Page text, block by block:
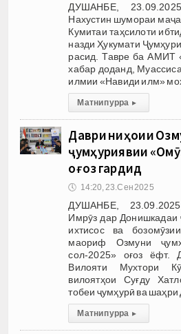
ДУШАНБЕ,
Нахустин шумораи
Кумитаи таҳсилоти
назди Ҳукумати
расид. Тавре ба АМИТ
хабар доданд,
илмии «Навиди илм»
Матни пурра ▸
Даври ниҳоии
ҷумҳуриявии
оғоз гардид
🕔 14:20, 23.Сен 2025
ДУШАНБЕ,
Имрӯз дар Донишкадаи
ихтисос ва
маориф Озмуни
сол-2025» оғоз
Вилояти Мухтори
вилоятҳои Суғду
тобеи ҷумҳурӣ ва
Матни пурра ▸